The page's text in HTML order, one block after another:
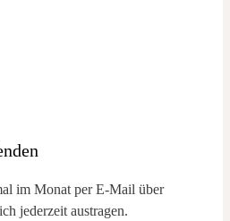
im Monat per E-Mail über
jederzeit austragen.